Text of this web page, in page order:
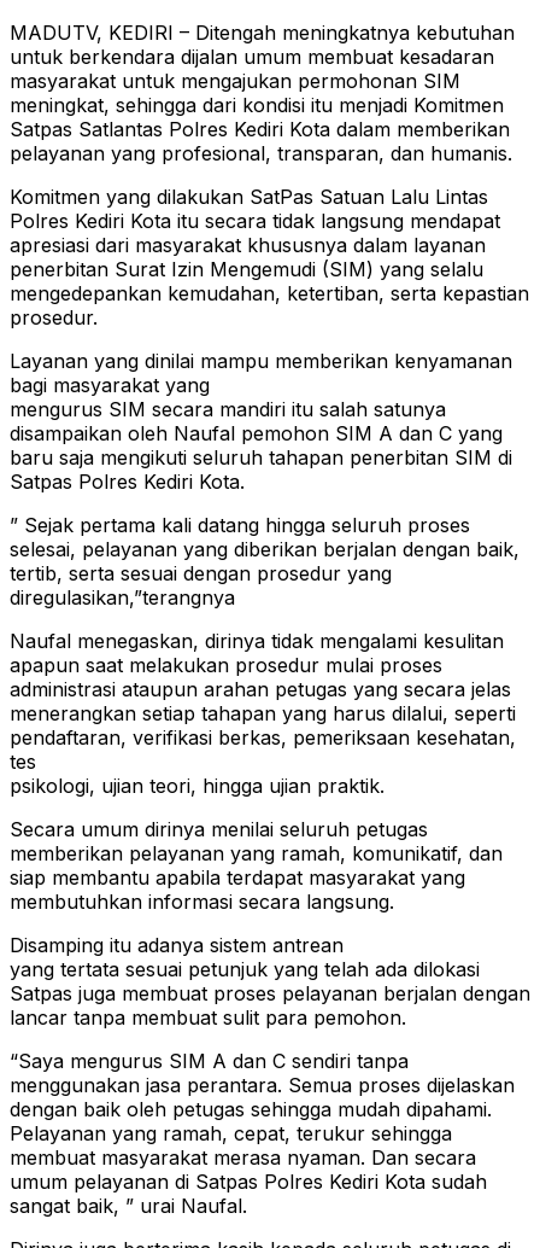
MADUTV, KEDIRI – Ditengah meningkatnya kebutuhan
untuk berkendara dijalan umum membuat kesadaran
masyarakat untuk mengajukan permohonan SIM
meningkat, sehingga dari kondisi itu menjadi Komitmen
Satpas Satlantas Polres Kediri Kota dalam memberikan
pelayanan yang profesional, transparan, dan humanis.
Komitmen yang dilakukan SatPas Satuan Lalu Lintas
Polres Kediri Kota itu secara tidak langsung mendapat
apresiasi dari masyarakat khususnya dalam layanan
penerbitan Surat Izin Mengemudi (SIM) yang selalu
mengedepankan kemudahan, ketertiban, serta kepastian
prosedur.
Layanan yang dinilai mampu memberikan kenyamanan
bagi masyarakat yang
mengurus SIM secara mandiri itu salah satunya
disampaikan oleh Naufal pemohon SIM A dan C yang
baru saja mengikuti seluruh tahapan penerbitan SIM di
Satpas Polres Kediri Kota.
” Sejak pertama kali datang hingga seluruh proses
selesai, pelayanan yang diberikan berjalan dengan baik,
tertib, serta sesuai dengan prosedur yang
diregulasikan,”terangnya
Naufal menegaskan, dirinya tidak mengalami kesulitan
apapun saat melakukan prosedur mulai proses
administrasi ataupun arahan petugas yang secara jelas
menerangkan setiap tahapan yang harus dilalui, seperti
pendaftaran, verifikasi berkas, pemeriksaan kesehatan,
tes
psikologi, ujian teori, hingga ujian praktik.
Secara umum dirinya menilai seluruh petugas
memberikan pelayanan yang ramah, komunikatif, dan
siap membantu apabila terdapat masyarakat yang
membutuhkan informasi secara langsung.
Disamping itu adanya sistem antrean
yang tertata sesuai petunjuk yang telah ada dilokasi
Satpas juga membuat proses pelayanan berjalan dengan
lancar tanpa membuat sulit para pemohon.
“Saya mengurus SIM A dan C sendiri tanpa
menggunakan jasa perantara. Semua proses dijelaskan
dengan baik oleh petugas sehingga mudah dipahami.
Pelayanan yang ramah, cepat, terukur sehingga
membuat masyarakat merasa nyaman. Dan secara
umum pelayanan di Satpas Polres Kediri Kota sudah
sangat baik, ” urai Naufal.